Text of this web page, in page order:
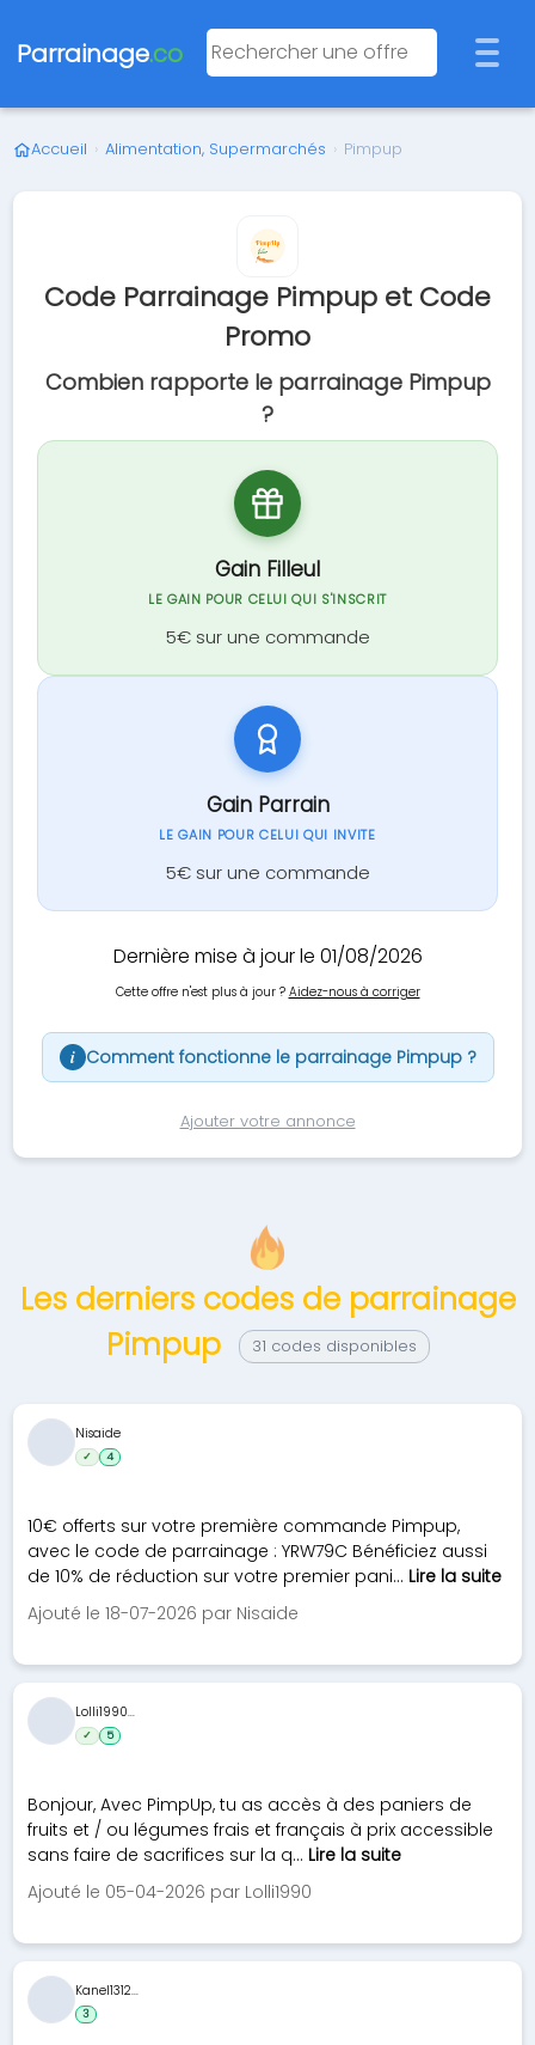
Parrainage.co
Accueil › Alimentation, Supermarchés › Pimpup
Code Parrainage Pimpup et Code
Promo
Combien rapporte le parrainage Pimpup
?
Gain Filleul
LE GAIN POUR CELUI QUI S'INSCRIT
5€ sur une commande
Gain Parrain
LE GAIN POUR CELUI QUI INVITE
5€ sur une commande
Dernière mise à jour le 01/08/2026
Cette offre n'est plus à jour ? Aidez-nous à corriger
i Comment fonctionne le parrainage Pimpup ?
Ajouter votre annonce
Les derniers codes de parrainage
Pimpup
31 codes disponibles
10€ offerts sur votre première commande Pimpup,
avec le code de parrainage : YRW79C Bénéficiez aussi
de 10% de réduction sur votre premier pani... Lire la suite
Ajouté le 18-07-2026 par Nisaide
Nisaide
✓ 4
Bonjour, Avec PimpUp, tu as accès à des paniers de
fruits et / ou légumes frais et français à prix accessible
sans faire de sacrifices sur la q... Lire la suite
Ajouté le 05-04-2026 par Lolli1990
Lolli1990...
✓ 5
Kanel1312...
3